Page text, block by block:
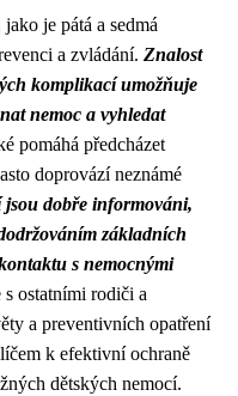
je pátá a sedmá
a zvládání. Znalost
komplikací umožňuje
nemoc a vyhledat
pomáhá předcházet
doprovází neznámé
jsou dobře informováni,
základních
s nemocnými
ostatními rodiči a
a preventivních opatření
k efektivní ochraně
dětských nemocí.